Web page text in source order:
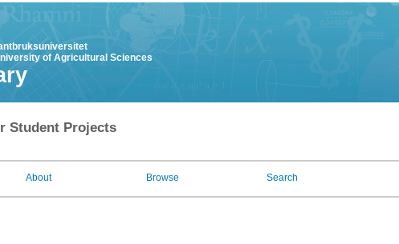
of Agricultural Sciences
Student Projects
About Browse Search